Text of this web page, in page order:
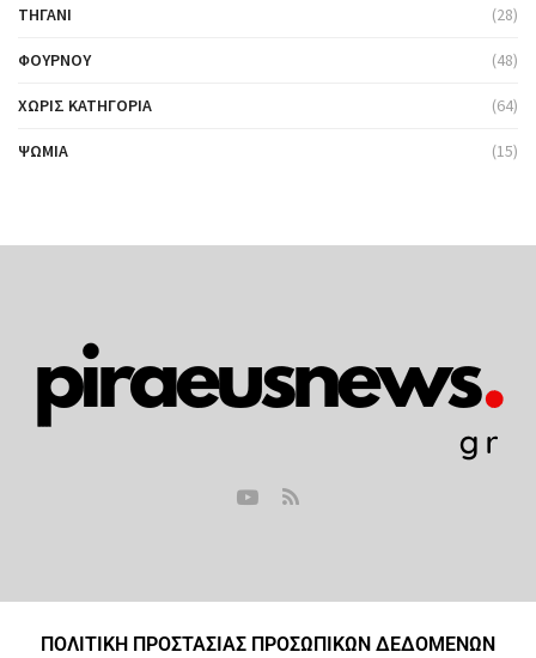
ΤΗΓΆΝΙ (28)
ΦΟΎΡΝΟΥ (48)
ΧΩΡΊΣ ΚΑΤΗΓΟΡΊΑ (64)
ΨΩΜΙΆ (15)
ΠΟΛΙΤΙΚΗ ΠΡΟΣΤΑΣΙΑΣ ΠΡΟΣΩΠΙΚΩΝ ΔΕΔΟΜΕΝΩΝ